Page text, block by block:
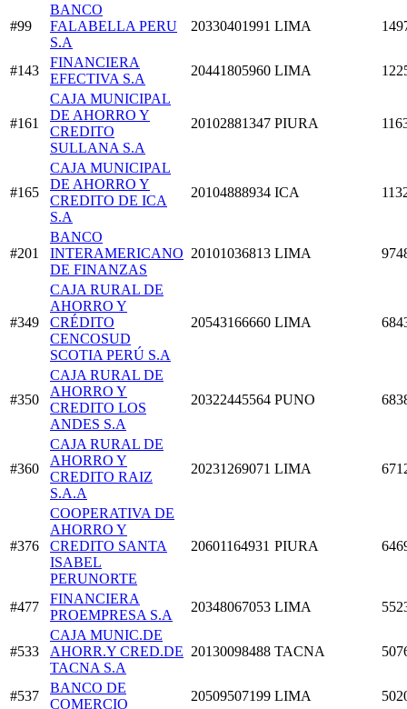
#99
BANCO
FALABELLA PERU
S.A
20330401991 LIMA
#143
FINANCIERA
EFECTIVA S.A
20441805960 LIMA
#161
CAJA MUNICIPAL
DE AHORRO Y
CREDITO
SULLANA S.A
20102881347 PIURA
#165
CAJA MUNICIPAL
DE AHORRO Y
CREDITO DE ICA
S.A
20104888934 ICA
#201
BANCO
INTERAMERICANO
DE FINANZAS
20101036813 LIMA
#349
CAJA RURAL DE
AHORRO Y
CRÉDITO
CENCOSUD
SCOTIA PERÚ S.A
20543166660 LIMA
#350
CAJA RURAL DE
AHORRO Y
CREDITO LOS
ANDES S.A
20322445564 PUNO
#360
CAJA RURAL DE
AHORRO Y
CREDITO RAIZ
S.A.A
20231269071 LIMA
#376
COOPERATIVA DE
AHORRO Y
CREDITO SANTA
ISABEL
PERUNORTE
20601164931 PIURA
#477
FINANCIERA
PROEMPRESA S.A
20348067053 LIMA
#533
CAJA MUNIC.DE
AHORR.Y CRED.DE
TACNA S.A
20130098488 TACNA
#537
BANCO DE
COMERCIO
20509507199 LIMA